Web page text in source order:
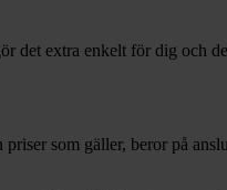
det extra enkelt för dig och
som gäller, beror på